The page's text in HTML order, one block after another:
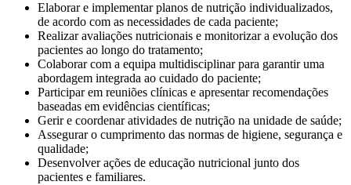
Elaborar e implementar planos de nutrição individualizados,
de acordo com as necessidades de cada paciente;
Realizar avaliações nutricionais e monitorizar a evolução dos
pacientes ao longo do tratamento;
Colaborar com a equipa multidisciplinar para garantir uma
abordagem integrada ao cuidado do paciente;
Participar em reuniões clínicas e apresentar recomendações
baseadas em evidências científicas;
Gerir e coordenar atividades de nutrição na unidade de saúde;
Assegurar o cumprimento das normas de higiene, segurança e
qualidade;
Desenvolver ações de educação nutricional junto dos
pacientes e familiares.